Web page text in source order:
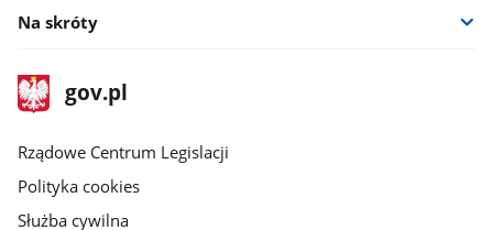
Na skróty
stopka
gov.plStrona
gov.pl
Rządowe Centrum Legislacji
Polityka cookies
Służba cywilna